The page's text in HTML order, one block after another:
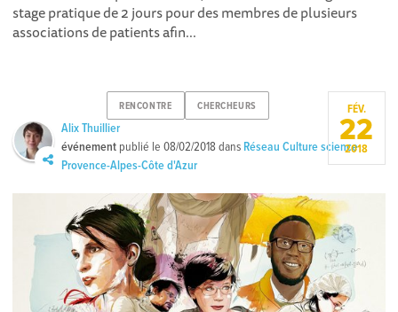
stage pratique de 2 jours pour des membres de plusieurs
associations de patients afin...
RENCONTRE CHERCHEURS
Alix Thuillier
événement publié le08/02/2018 dans Réseau Culture science
Provence-Alpes-Côte d'Azur
FÉV.
22
2018